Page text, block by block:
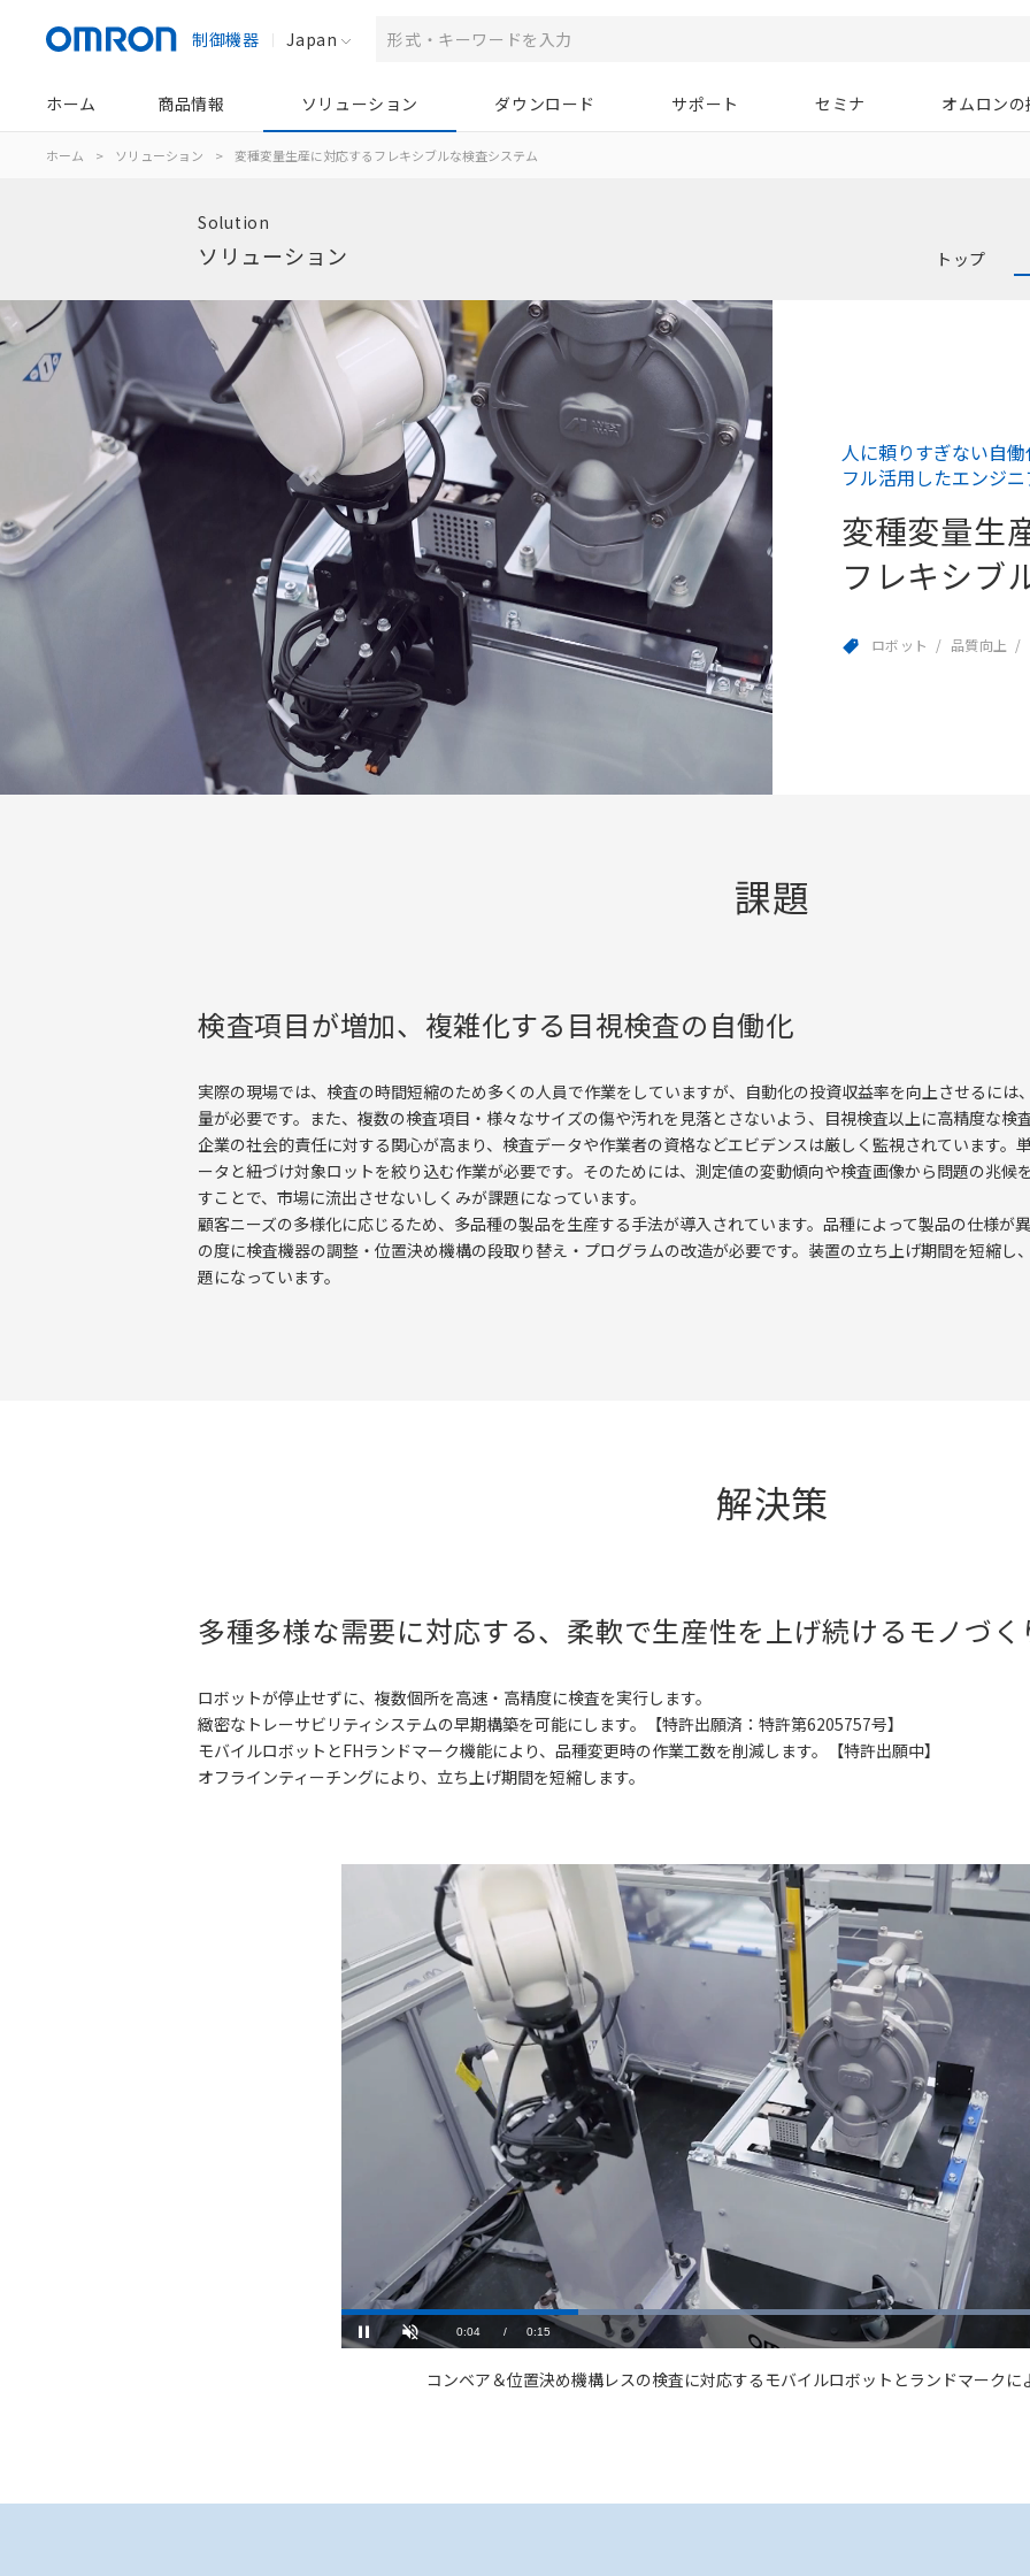
制御機器 Japan
ホーム 商品情報 ソリューション ダウンロード サポート セミナ オムロン
ホーム > ソリューション > 変種変量生産に対応するフレキシブルな検査システム
Solution
ソリューション トップ
人に頼りすぎない自
フル活用したエンジ
変種変量生
フレキシブ
ロボット 品質向上
課題
検査項目が増加、複雑化する目視検査の自働化
実際の現場では、検査の時間短縮のため多くの人員で作業をしていますが、自動化の投資収益率を向上させるに
量が必要です。また、複数の検査項目・様々なサイズの傷や汚れを見落とさないよう、目視検査以上に高精度な検
企業の社会的責任に対する関心が高まり、検査データや作業者の資格などエビデンスは厳しく監視されています。
ータと紐づけ対象ロットを絞り込む作業が必要です。そのためには、測定値の変動傾向や検査画像から問題の兆候
すことで、市場に流出させないしくみが課題になっています。
顧客ニーズの多様化に応じるため、多品種の製品を生産する手法が導入されています。品種によって製品の仕様が
の度に検査機器の調整・位置決め機構の段取り替え・プログラムの改造が必要です。装置の立ち上げ期間を短縮し
題になっています。
解決策
多種多様な需要に対応する、柔軟で生産性を上げ続けるモノづく
ロボットが停止せずに、複数個所を高速・高精度に検査を実行します。
緻密なトレーサビリティシステムの早期構築を可能にします。【特許出願済：特許第6205757号】
モバイルロボットとFHランドマーク機能により、品種変更時の作業工数を削減します。【特許出願中】
オフラインティーチングにより、立ち上げ期間を短縮します。
Pause Unmute Current
0:05 / Duration
0:15
Loaded:
100.00%
コンベア＆位置決め機構レスの検査に対応するモバイルロボットとランドマークに